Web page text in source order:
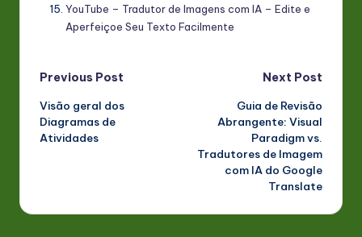
YouTube – Tradutor de Imagens com IA – Edite e
Aperfeiçoe Seu Texto Facilmente
Post
navigation
Previous Post
Visão geral dos
Diagramas de
Atividades
Next Post
Guia de Revisão
Abrangente: Visual
Paradigm vs.
Tradutores de Imagem
com IA do Google
Translate